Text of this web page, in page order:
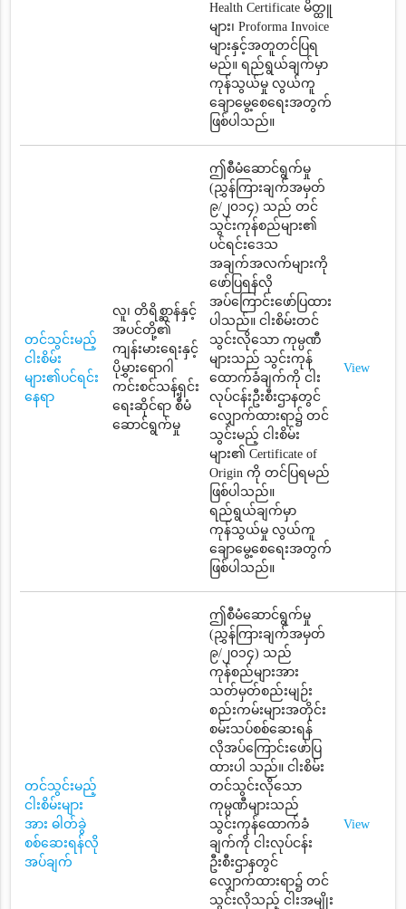
Health Certificate မိတ္ထူ
များ၊ Proforma Invoice
များနှင့်အတူတင်ပြရ
မည်။ ရည်ရွယ်ချက်မှာ
ကုန်သွယ်မှု လွယ်ကူ
ချောမွေ့စေရေးအတွက်
ဖြစ်ပါသည်။
တင်သွင်းမည့်
ငါးစိမ်း
များ၏ပင်ရင်း
နေရာ
လူ၊ တိရိစ္ဆာန်နှင့်
အပင်တို့၏
ကျန်းမားရေးနှင့်
ပိုမွှားရောဂါ
ကင်းစင်သန့်ရှင်း
ရေးဆိုင်ရာ စီမံ
ဆောင်ရွက်မှု
ဤစီမံဆောင်ရွက်မှု
(ညွှန်ကြားချက်အမှတ်
၉/၂၀၁၄) သည် တင်
သွင်းကုန်စည်များ၏
ပင်ရင်းဒေသ
အချက်အလက်များကို
ဖော်ပြရန်လို
အပ်ကြောင်းဖော်ပြထား
ပါသည်။ ငါးစိမ်းတင်
သွင်းလိုသော ကုမ္ပဏီ
များသည် သွင်းကုန်
ထောက်ခံချက်ကို ငါး
လုပ်ငန်းဦးစီးဌာနတွင်
လျှောက်ထားရာ၌ တင်
သွင်းမည့် ငါးစိမ်း
များ၏ Certificate of
Origin ကို တင်ပြရမည်
ဖြစ်ပါသည်။
ရည်ရွယ်ချက်မှာ
ကုန်သွယ်မှု လွယ်ကူ
ချောမွေ့စေရေးအတွက်
ဖြစ်ပါသည်။
View
တင်သွင်းမည့်
ငါးစိမ်းများ
အား ဓါတ်ခွဲ
စစ်ဆေးရန်လို
အပ်ချက်
ဤစီမံဆောင်ရွက်မှု
(ညွှန်ကြားချက်အမှတ်
၉/၂၀၁၄) သည်
ကုန်စည်များအား
သတ်မှတ်စည်းမျဉ်း
စည်းကမ်းများအတိုင်း
စမ်းသပ်စစ်ဆေးရန်
လိုအပ်ကြောင်းဖော်ပြ
ထားပါ သည်။ ငါးစိမ်း
တင်သွင်းလိုသော
ကုမ္ပဏီများသည်
သွင်းကုန်ထောက်ခံ
ချက်ကို ငါးလုပ်ငန်း
ဦးစီးဌာနတွင်
လျှောက်ထားရာ၌ တင်
သွင်းလိုသည့် ငါးအမျိုး
View